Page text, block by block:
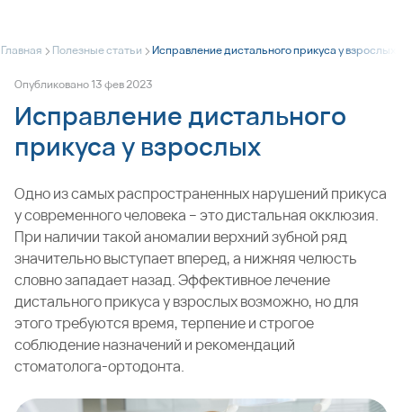
Главная > Полезные статьи >Исправление дистального прикуса у взрослых
Опубликовано13фев2023
Исправление дистального
прикуса у взрослых
Одно из самых распространенных нарушений прикуса
у современного человека – это дистальная окклюзия.
При наличии такой аномалии верхний зубной ряд
значительно выступает вперед, а нижняя челюсть
словно западает назад. Эффективное лечение
дистального прикуса у взрослых возможно, но для
этого требуются время, терпение и строгое
соблюдение назначений и рекомендаций
стоматолога-ортодонта.